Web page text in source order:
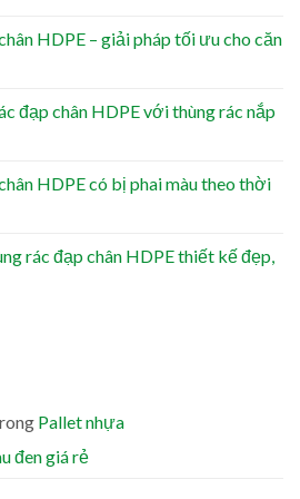
HDPE – giải pháp tối ưu cho căn
đạp chân HDPE với thùng rác nắp
HDPE có bị phai màu theo thời
rác đạp chân HDPE thiết kế đẹp,
Pallet nhựa
đen giá rẻ